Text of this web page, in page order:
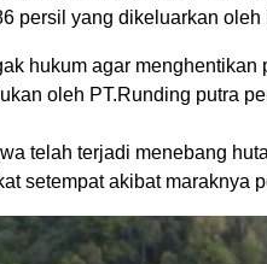
persil yang dikeluarkan
hukum agar
oleh PT.Runding putra
telah terjadi menebang
setempat akibat maraknya